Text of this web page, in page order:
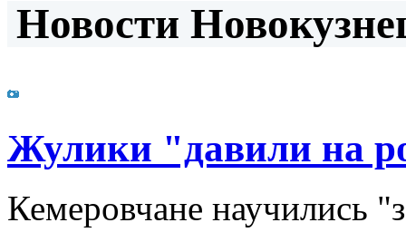
Новости
Жулики "давили на
Кемеровчане научились